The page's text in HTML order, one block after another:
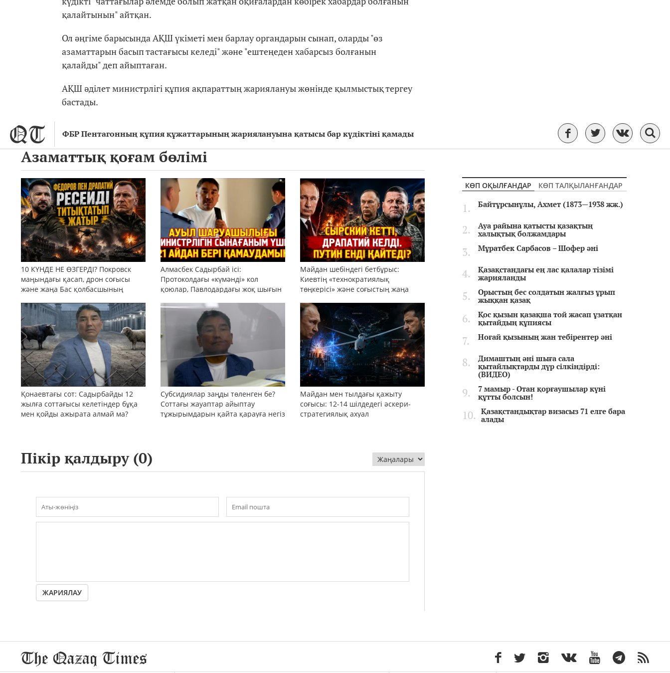
ФБР Пентагонның құпия құжаттарының жариялануына қатысы бар күдіктіні қамады
қалайтынын" айтқан.
Ол әңгіме барысында АҚШ үкіметі мен барлау органдарын сынап, оларды "өз
азаматтарын басып тастағысы келеді" және "ештеңеден хабарсыз болғанын
қалайды" деп айыптаған.
АҚШ әділет министрлігі құпия ақпараттың жариялануы жөнінде қылмыстық тергеу
бастады.
Азаматтық қоғам бөлімі
10 КҮНДЕ НЕ ӨЗГЕРДІ? Покровск
маңындағы қасап, дрон соғысы
және жаңа Бас қолбасшының
Алмасбек Садырбай ісі:
Протоколдағы «күмәнді» кол
қоюлар, Павлодардағы жоқ шығын
Майдан шебіндегі бетбұрыс:
Киевтің «технократиялық
төңкерісі» және соғыстың жаңа
Қонаевтағы сот: Садырбайды 12
жылға соттағысы келетіндер бұқа
мен қойды ажырата алмай ма?
Субсидиялар заңды төленген бе?
Соттағы жауаптар айыптау
тұжырымдарын қайта қарауға негіз
Майдан мен тылдағы қажыту
соғысы: 12-14 шілдедегі әскери-
стратегиялық ахуал
Пікір қалдыру (0)
ЖАРИЯЛАУ
КӨП ОҚЫЛҒАНДАР
КӨП ТАЛҚЫЛАНҒАНДАР
Байтұрсынұлы, Ахмет (1873—1938 жж.)
Ауа райына қатысты қазақтың
халықтық болжамдары
Мұратбек Сарбасов – Шофер әні
Қазақстандағы ең лас қалалар тізімі
жарияланды
Орыстың бес солдатын жалғыз ұрып
жыққан қазақ
Қос қызын қазақша той жасап ұзатқан
қытайдың құпиясы
Ноғай қызының жан тебірентер әні
Димаштың әні шыға сала
қытайлықтарды дүр сілкіндірді:
(ВИДЕО)
7 мамыр - Отан қорғаушылар күні
құтты болсын!
Қазақстандықтар визасыз 71 елге бара
алады